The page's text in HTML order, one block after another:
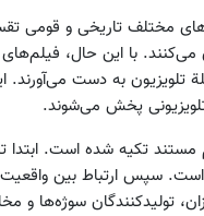
مختلف تاریخی و قومی
با این حال،
تلویزیون به دست می‌آورند.
پخش می‌شوند.
مستند تکیه شده است.
سپس ارتباط بین
تولیدکنندگان سوژه‌ها